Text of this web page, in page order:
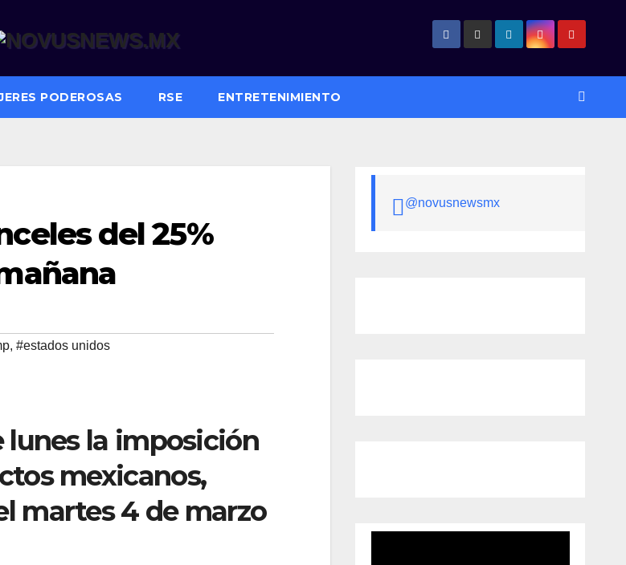
PODEROSAS RSE ENTRETENIMIENTO
del 25%
, #estados unidos
lunes la imposición
mexicanos,
martes 4 de marzo
@novusnewsmx